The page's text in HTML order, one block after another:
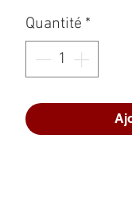
Quantité *